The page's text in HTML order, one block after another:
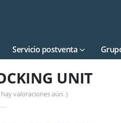
Servicio postventa
UNIT
valoraciones aún. )